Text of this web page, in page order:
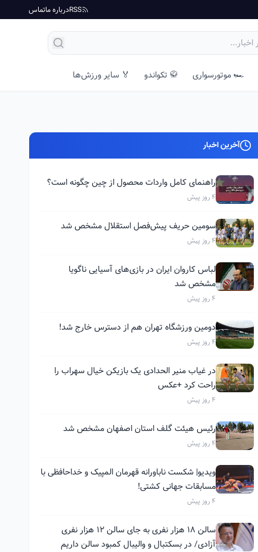
RSSدرباره ماتماس
🏎️ موتورسواری 🥋 تکواندو 🏅 سایر ورزش‌ها
آخرین اخبار
راهنمای کامل واردات محصول از چین چگونه است؟
4 روز پیش
سومین حریف پیش‌فصل استقلال مشخص شد
4 روز پیش
لباس کاروان ایران در بازی‌های آسیایی ناگویا
مشخص شد
4 روز پیش
دومین ورزشگاه تهران هم از دسترس خارج شد!
4 روز پیش
در غیاب منیر الحدادی یک بازیکن خیال سهراب را
راحت کرد +عکس
4 روز پیش
رئیس هیئت گلف استان اصفهان مشخص شد
4 روز پیش
ویدیو| شکست ناباورانه قهرمان المپیک و خداحافظی با
مسابقات جهانی کشتی!
4 روز پیش
سالن ۱۸ هزار نفری به جای سالن ۱۲ هزار نفری
آزادی/ در بسکتبال و والیبال کمبود سالن داریم